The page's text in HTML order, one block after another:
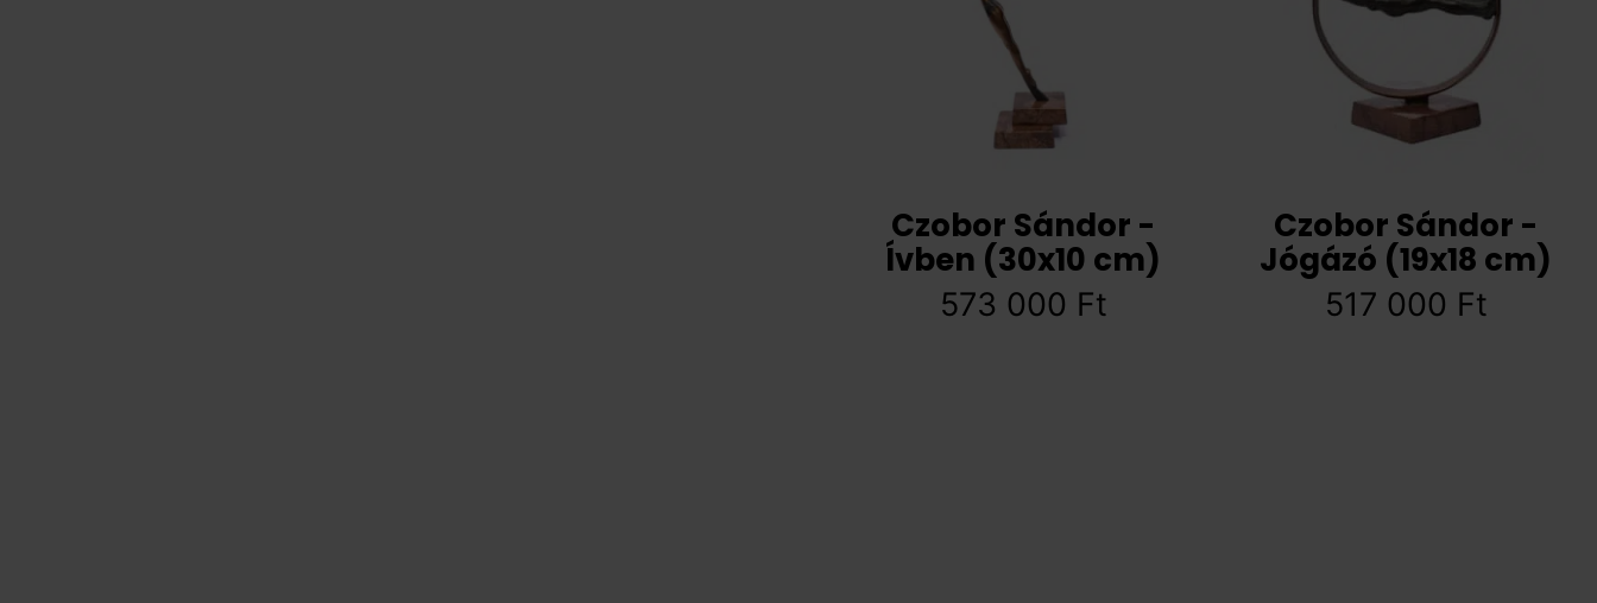
Czobor Sándor -
Ívben (30x10 cm)
573 000 Ft
Czobor Sándor -
Jógázó (19x18 cm)
517 000 Ft